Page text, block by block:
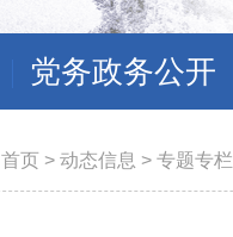
党务政务公开
首页 > 动态信息 > 专题专栏